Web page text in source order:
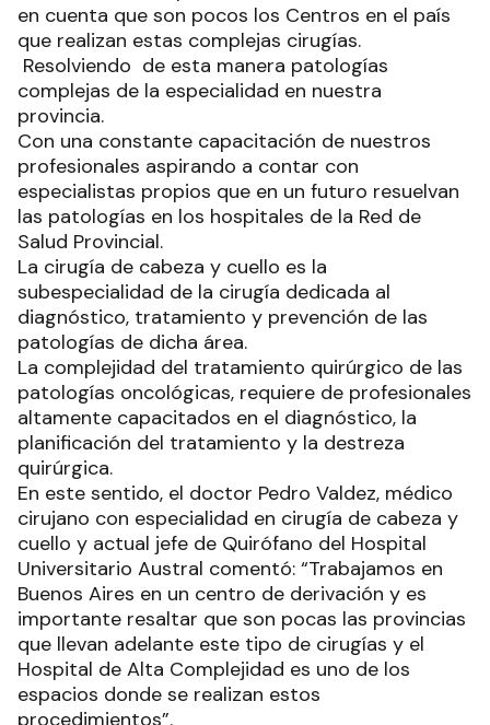
en cuenta que son pocos los Centros en el país
que realizan estas complejas cirugías.
Resolviendo de esta manera patologías
complejas de la especialidad en nuestra
provincia.
Con una constante capacitación de nuestros
profesionales aspirando a contar con
especialistas propios que en un futuro resuelvan
las patologías en los hospitales de la Red de
Salud Provincial.
La cirugía de cabeza y cuello es la
subespecialidad de la cirugía dedicada al
diagnóstico, tratamiento y prevención de las
patologías de dicha área.
La complejidad del tratamiento quirúrgico de las
patologías oncológicas, requiere de profesionales
altamente capacitados en el diagnóstico, la
planificación del tratamiento y la destreza
quirúrgica.
En este sentido, el doctor Pedro Valdez, médico
cirujano con especialidad en cirugía de cabeza y
cuello y actual jefe de Quirófano del Hospital
Universitario Austral comentó: “Trabajamos en
Buenos Aires en un centro de derivación y es
importante resaltar que son pocas las provincias
que llevan adelante este tipo de cirugías y el
Hospital de Alta Complejidad es uno de los
espacios donde se realizan estos